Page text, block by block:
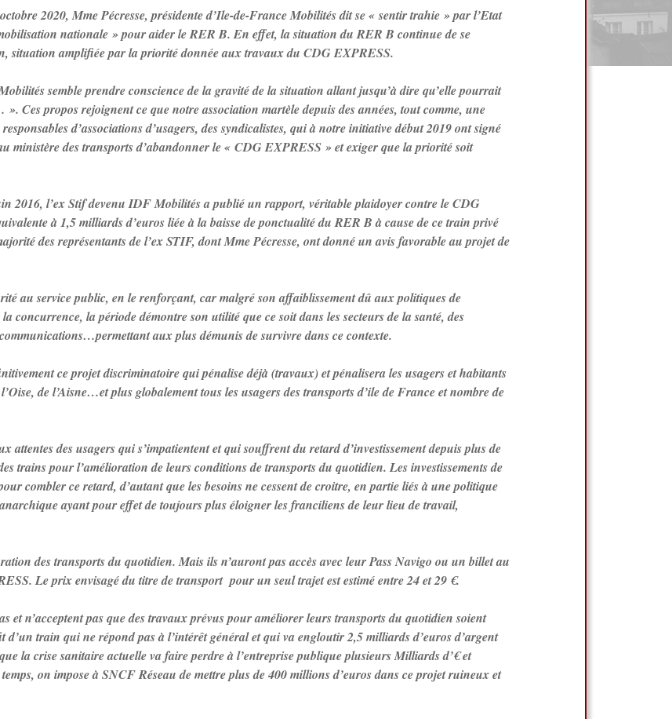
2020, Mme Pécresse, présidente d’Ile-de-France Mobilités dit se « sentir trahie » par l’Etat
nationale » pour aider le RER B. En effet, la situation du RER B continue de se
situation amplifiée par la priorité donnée aux travaux du CDG EXPRESS.
semble prendre conscience de la gravité de la situation allant jusqu’à dire qu’elle pourrait
propos rejoignent ce que notre association martèle depuis des années, tout comme, une
d’associations d’usagers, des syndicalistes, qui à notre initiative début 2019 ont signé
ministère des transports d’abandonner le « CDG EXPRESS » et exiger que la priorité soit
2016, l’ex Stif devenu IDF Mobilités a publié un rapport, véritable plaidoyer contre le CDG
à 1,5 milliards d’euros liée à la baisse de ponctualité du RER B à cause de ce train privé
des représentants de l’ex STIF, dont Mme Pécresse, ont donné un avis favorable au projet de
au service public, en le renforçant, car malgré son affaiblissement dû aux politiques de
concurrence, la période démontre son utilité que ce soit dans les secteurs de la santé, des
aux plus démunis de survivre dans ce contexte.
ce projet discriminatoire qui pénalise déjà (travaux) et pénalisera les usagers et habitants
de l’Aisne…et plus globalement tous les usagers des transports d’ile de France et nombre de
attentes des usagers qui s’impatientent et qui souffrent du retard d’investissement depuis plus de
trains pour l’amélioration de leurs conditions de transports du quotidien. Les investissements de
combler ce retard, d’autant que les besoins ne cessent de croitre, en partie liés à une politique
ayant pour effet de toujours plus éloigner les franciliens de leur lieu de travail,
des transports du quotidien. Mais ils n’auront pas accès avec leur Pass Navigo ou un billet au
Le prix envisagé du titre de transport pour un seul trajet est estimé entre 24 et 29 €.
et n’acceptent pas que des travaux prévus pour améliorer leurs transports du quotidien soient
d’un train qui ne répond pas à l’intérêt général et qui va engloutir 2,5 milliards d’euros d’argent
la crise sanitaire actuelle va faire perdre à l’entreprise publique plusieurs Milliards d’€ et
on impose à SNCF Réseau de mettre plus de 400 millions d’euros dans ce projet ruineux et